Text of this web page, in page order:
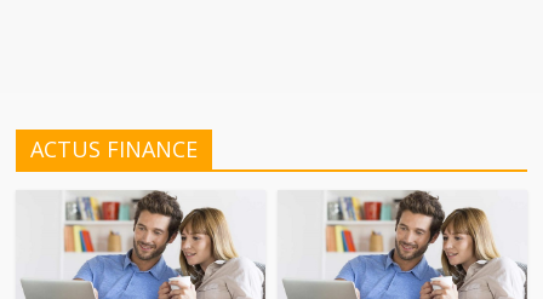
ACTUS FINANCE